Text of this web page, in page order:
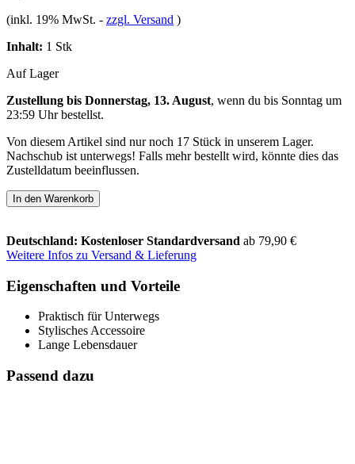
(inkl. 19% MwSt. - zzgl. Versand )
Inhalt: 1 Stk
Auf Lager
Zustellung bis Donnerstag, 13. August, wenn du bis Sonntag um
23:59 Uhrbestellst.
Von diesem Artikel sind nur noch 17 Stück in unserem Lager.
Nachschub ist unterwegs! Falls mehr bestellt wird, könnte dies das
Zustelldatum beeinflussen.
In den Warenkorb
Deutschland: Kostenloser Standardversand ab 79,90 €
Weitere Infos zu Versand & Lieferung
Eigenschaften und Vorteile
Praktisch für Unterwegs
Stylisches Accessoire
Lange Lebensdauer
Passend dazu